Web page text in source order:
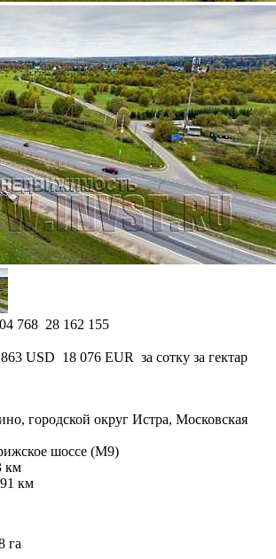
768 28 162 155
USD 18 076 EUR за сотку за гектар
городской округ Истра, Московская
шоссе (М9)
км
91 км
га